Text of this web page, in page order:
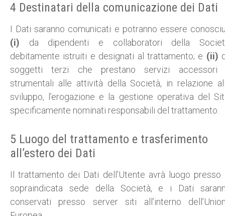
4 Destinatari della comunicazione dei Dati
I Dati saranno comunicati e potranno essere
(i) da dipendenti e collaboratori della
debitamente istruiti e designati al trattamento; e (ii)
soggetti terzi che prestano servizi accessori
strumentali alle attività della Società, in relazione
sviluppo, l’erogazione e la gestione operativa del
specificamente nominati responsabili del trattamento.
5 Luogo del trattamento e trasferimento
all’estero dei Dati
Il trattamento dei Dati dell’Utente avrà luogo presso
sopraindicata sede della Società, e i Dati
conservati presso server siti all’interno